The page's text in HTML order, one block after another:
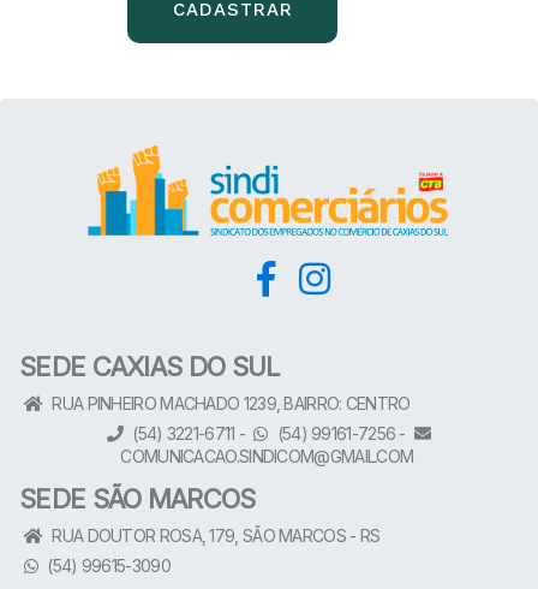
SEDE CAXIAS DO SUL
RUA PINHEIRO MACHADO 1239, BAIRRO: CENTRO
(54) 3221-6711 -
(54) 99161-7256 -
COMUNICACAO.SINDICOM@GMAIL.COM
SEDE SÃO MARCOS
RUA DOUTOR ROSA, 179, SÃO MARCOS - RS
(54) 99615-3090